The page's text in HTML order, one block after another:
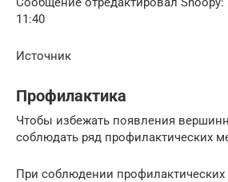
11:40
Источник
Профилактика
Чтобы избежать появления
соблюдать ряд профилактических
При соблюдении профилактических